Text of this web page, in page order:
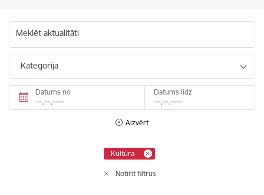
Meklēt aktualitāti
Kategorija
Datums no Datums līdz
Aizvērt
Kultūra
Notīrīt filtrus